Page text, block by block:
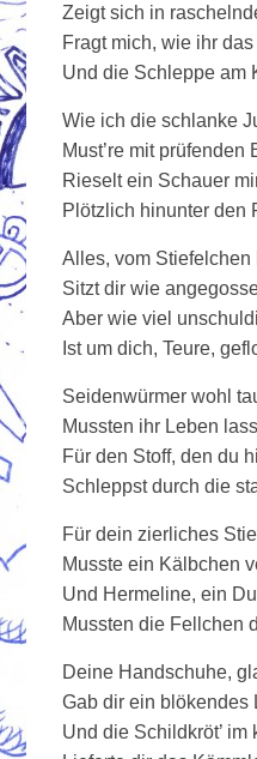
Zeigt sich in
Fragt mich, wie ihr
Und die Schleppe am
Wie ich die schlanke
Must’re mit prüfenden
Rieselt ein Schauer
Plötzlich hinunter den
Alles, vom Stiefelchen
Sitzt dir wie
Aber wie viel
Ist um dich, Teure,
Seidenwürmer wohl
Mussten ihr Leben
Für den Stoff, den du
Schleppst durch die
Für dein zierliches
Musste ein Kälbchen
Und Hermeline, ein
Mussten die Fellchen
Deine Handschuhe,
Gab dir ein blökendes
Und die Schildkröt’ im